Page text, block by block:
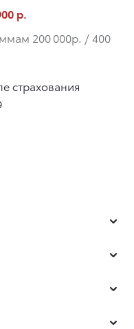
р.
200 000р. / 400
страхования